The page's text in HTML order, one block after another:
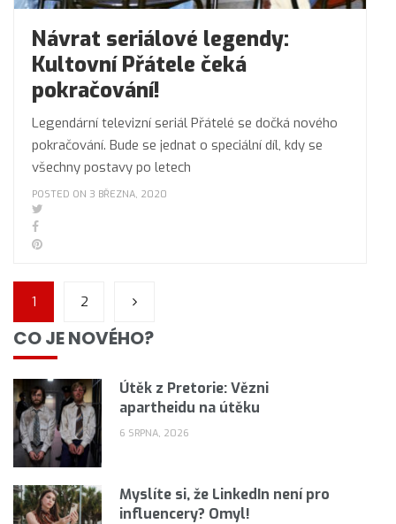
Návrat seriálové legendy:
Kultovní Přátele čeká
pokračování!
Legendární televizní seriál Přátelé se dočká nového
pokračování. Bude se jednat o speciální díl, kdy se
všechny postavy po letech
POSTED ON 3 BŘEZNA, 2020
1 2
CO JE NOVÉHO?
Útěk z Pretorie: Vězni
apartheidu na útěku
6 SRPNA, 2026
Myslíte si, že LinkedIn není pro
influencery? Omyl!